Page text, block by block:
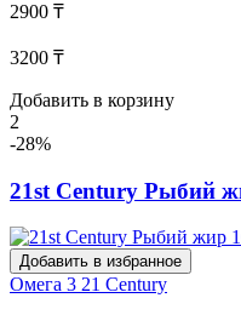
2900 ₸
3200 ₸
Добавить в корзину
2
-28%
21st Century Рыбий
Добавить в избранное
Омега 3 21 Century